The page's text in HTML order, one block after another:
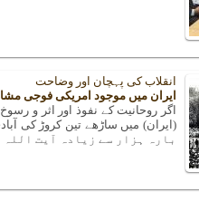
انقلاب کی پہچان اور وضاحت
ایران میں موجود امریکی فوجی
اگر روحانیت کے نفوذ اور اثر و
بارہ ہزار سے زیادہ آیت اللہ